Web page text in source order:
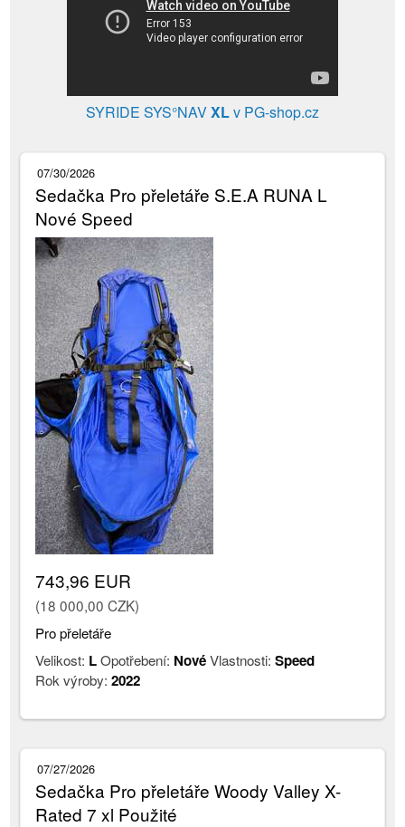
SYRIDE SYS°NAVXLv PG-shop.cz
07/30/2026
Sedačka Pro přeletáře S.E.A RUNA L
Nové Speed
743,96 EUR
(18 000,00 CZK)
Pro přeletáře
Velikost: LOpotřebení: NovéVlastnosti:Speed
Rok výroby:2022
07/27/2026
Sedačka Pro přeletáře Woody Valley X-
Rated 7 xl Použité